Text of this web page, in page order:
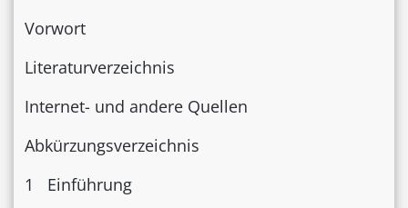
Vorwort
Literaturverzeichnis
Internet- und andere Quellen
Abkürzungsverzeichnis
1 Einführung